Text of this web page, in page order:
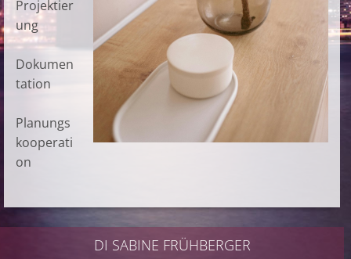
Projektier
ung
Dokumen
tation
Planungs
kooperati
on
DI SABINE FRÜHBERGER